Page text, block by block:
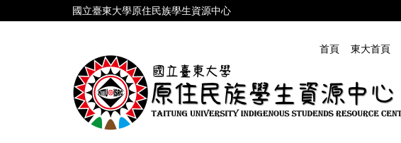
到
國立臺東大學原住民族學生資源中心
首頁 東大首頁